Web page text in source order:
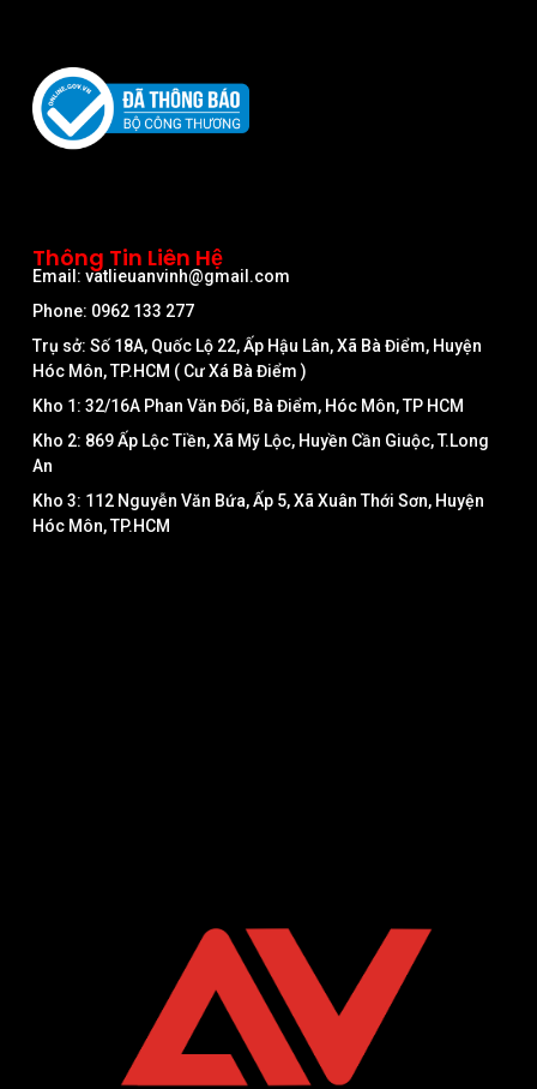
Thông Tin Liên Hệ
Email: vatlieuanvinh@gmail.com
Phone: 0962 133 277
Trụ sở: Số 18A, Quốc Lộ 22, Ấp Hậu Lân, Xã Bà Điểm, Huyện
Hóc Môn, TP.HCM ( Cư Xá Bà Điểm )
Kho 1: 32/16A Phan Văn Đối, Bà Điểm, Hóc Môn, TP HCM
Kho 2: 869 Ấp Lộc Tiền, Xã Mỹ Lộc, Huyền Cần Giuộc, T.Long
An
Kho 3: 112 Nguyễn Văn Bứa, Ấp 5, Xã Xuân Thới Sơn, Huyện
Hóc Môn, TP.HCM